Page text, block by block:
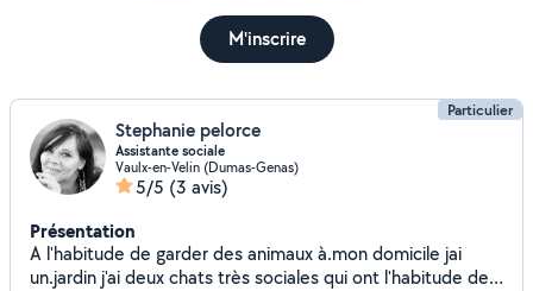
M'inscrire
Particulier
Stephanie pelorce
Assistante sociale
Vaulx-en-Velin (Dumas-Genas)
5/5 (3 avis)
Présentation
A l'habitude de garder des animaux à.mon domicile jai
un.jardin j'ai deux chats très sociales qui ont l'habitude des